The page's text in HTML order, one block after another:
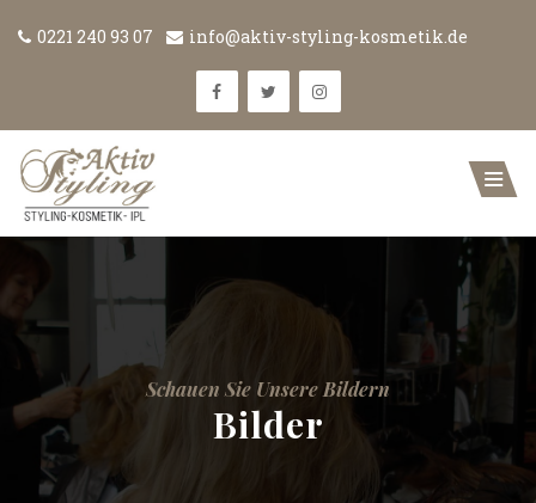
0221 240 93 07 info@aktiv-styling-kosmetik.de
Schauen Sie Unsere Bildern
Bilder